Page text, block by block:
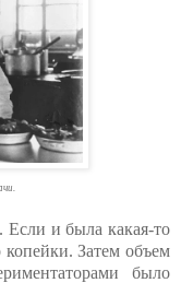
и была какая-то
копейки. Затем объем
было